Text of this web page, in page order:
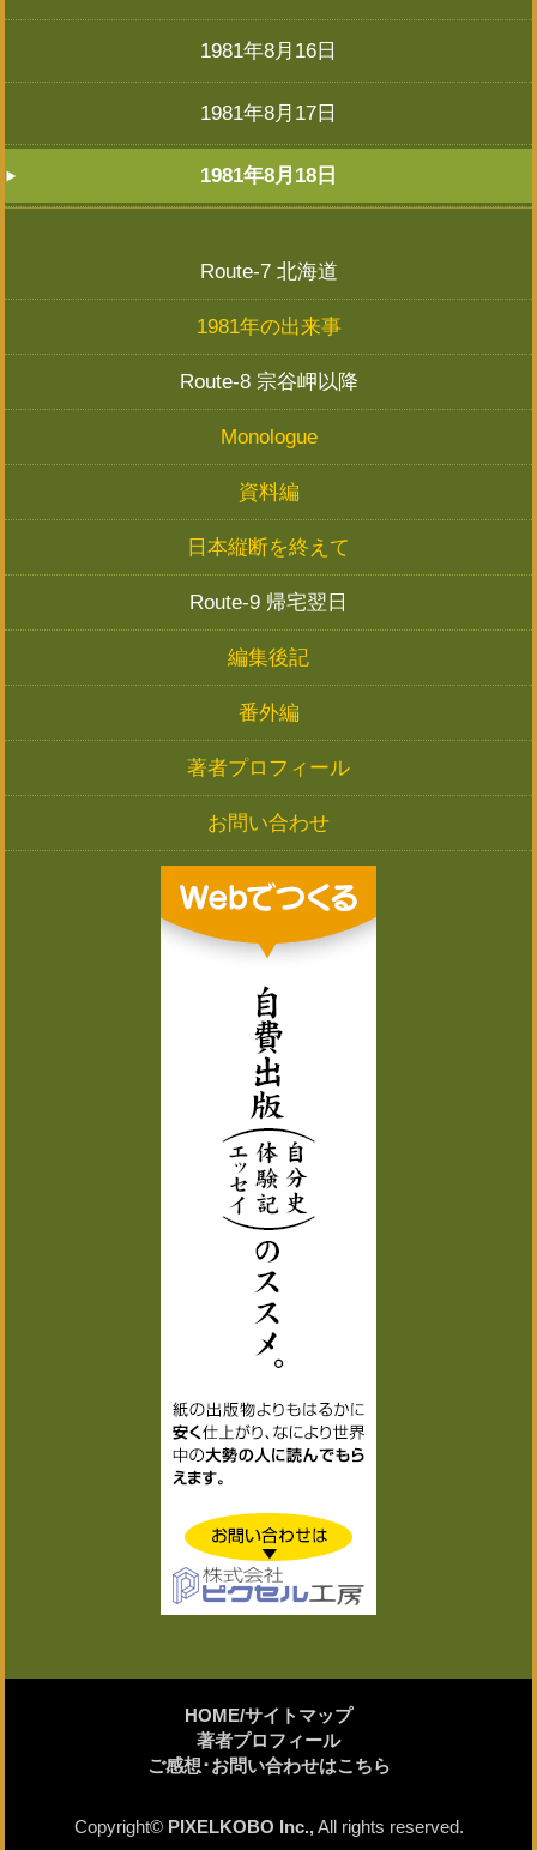
1981年8月16日
1981年8月17日
1981年8月18日
Route-7 北海道
1981年の出来事
Route-8 宗谷岬以降
Monologue
資料編
日本縦断を終えて
Route-9 帰宅翌日
編集後記
番外編
著者プロフィール
お問い合わせ
HOME/サイトマップ
著者プロフィール
ご感想･お問い合わせはこちら
Copyright© PIXELKOBO Inc.,All rights reserved.